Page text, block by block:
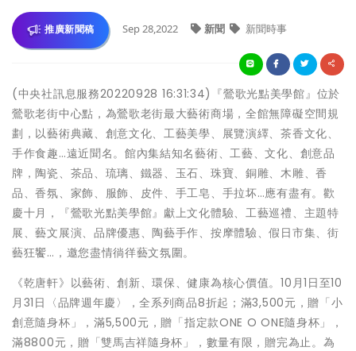
推廣新聞稿 Sep 28,2022 新聞 新聞時事
(中央社訊息服務20220928 16:31:34)『鶯歌光點美學館』位於
鶯歌老街中心點，為鶯歌老街最大藝術商場，全館無障礙空間規
劃，以藝術典藏、創意文化、工藝美學、展覽演繹、茶香文化、
手作食趣…遠近聞名。館內集結知名藝術、工藝、文化、創意品
牌，陶瓷、茶品、琉璃、鐵器、玉石、珠寶、銅雕、木雕、香
品、香氛、家飾、服飾、皮件、手工皂、手拉坏…應有盡有。歡
慶十月，『鶯歌光點美學館』獻上文化體驗、工藝巡禮、主題特
展、藝文展演、品牌優惠、陶藝手作、按摩體驗、假日市集、街
藝狂饗…，邀您盡情徜徉藝文氛圍。
《乾唐軒》以藝術、創新、環保、健康為核心價值。10月1日至10
月31日〈品牌週年慶〉，全系列商品8折起；滿3,500元，贈「小
創意隨身杯」，滿5,500元，贈「指定款ONE O ONE隨身杯」，
滿8800元，贈「雙馬吉祥隨身杯」，數量有限，贈完為止。為